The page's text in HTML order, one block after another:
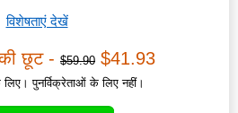
विशेषताएं देखें
छूट - $59.90 $41.93
पुनर्विक्रेताओं के लिए नहीं।